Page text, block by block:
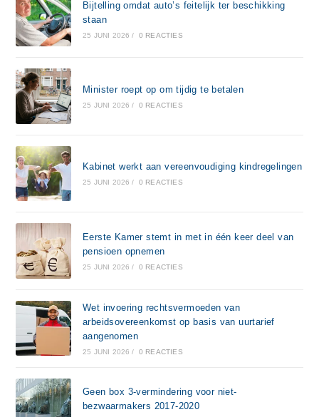
Bijtelling omdat auto’s feitelijk ter beschikking
staan
25 JUNI 2026 / 0 REACTIES
Minister roept op om tijdig te betalen
25 JUNI 2026 / 0 REACTIES
Kabinet werkt aan vereenvoudiging kindregelingen
25 JUNI 2026 / 0 REACTIES
Eerste Kamer stemt in met in één keer deel van
pensioen opnemen
25 JUNI 2026 / 0 REACTIES
Wet invoering rechtsvermoeden van
arbeidsovereenkomst op basis van uurtarief
aangenomen
25 JUNI 2026 / 0 REACTIES
Geen box 3-vermindering voor niet-
bezwaarmakers 2017-2020